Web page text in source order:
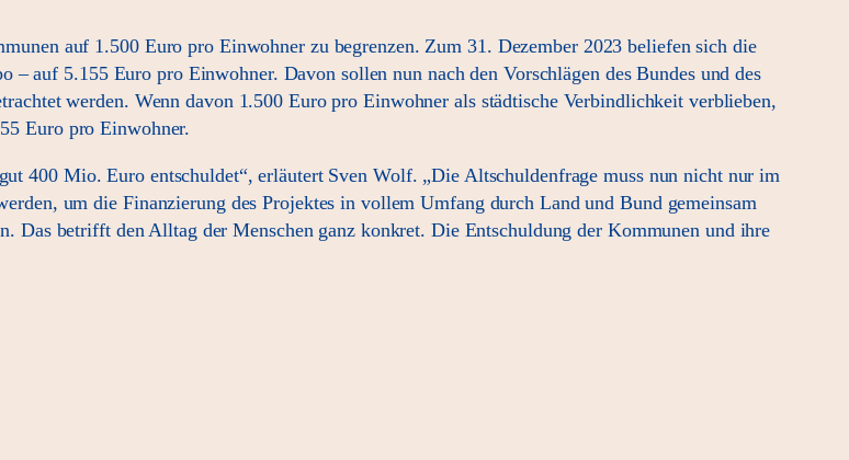
auf 1.500 Euro pro Einwohner zu begrenzen. Zum 31. Dezember 2023 beliefen sich die
auf 5.155 Euro pro Einwohner. Davon sollen nun nach den Vorschlägen des Bundes und des
werden. Wenn davon 1.500 Euro pro Einwohner als städtische Verbindlichkeit verblieben,
Euro pro Einwohner.
400 Mio. Euro entschuldet“, erläutert Sven Wolf. „Die Altschuldenfrage muss nun nicht nur im
um die Finanzierung des Projektes in vollem Umfang durch Land und Bund gemeinsam
Das betrifft den Alltag der Menschen ganz konkret. Die Entschuldung der Kommunen und ihre